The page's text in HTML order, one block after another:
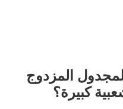
المزدوج
كبيرة؟